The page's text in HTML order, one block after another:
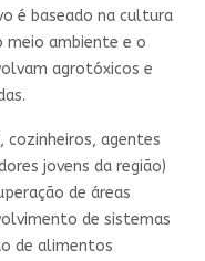
é baseado na cultura
ambiente e o
agrotóxicos e
cozinheiros, agentes
jovens da região)
de áreas
de sistemas
de alimentos